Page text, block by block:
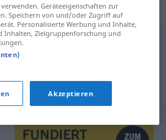
für "schnüffeln"
Geräteeigenschaften zur
Speichern von und/oder Zugriff auf
Personalisierte Werbung und Inhalte,
Inhalten, Zielgruppenforschung und
Akzeptieren